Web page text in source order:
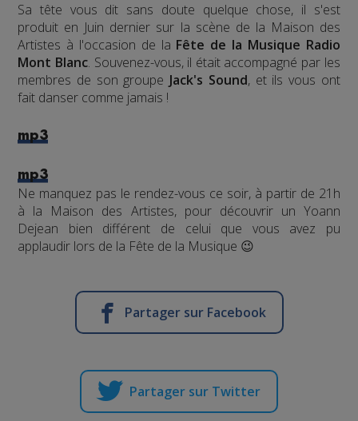
Sa tête vous dit sans doute quelque chose, il s'est
produit en Juin dernier sur la scène de la Maison des
Artistes à l'occasion de la Fête de la Musique Radio
Mont Blanc. Souvenez-vous, il était accompagné par les
membres de son groupe Jack's Sound, et ils vous ont
fait danser comme jamais !
mp3
mp3
Ne manquez pas le rendez-vous ce soir, à partir de 21h
à la Maison des Artistes, pour découvrir un Yoann
Dejean bien différent de celui que vous avez pu
applaudir lors de la Fête de la Musique 😉
Partager sur Facebook
Partager sur Twitter